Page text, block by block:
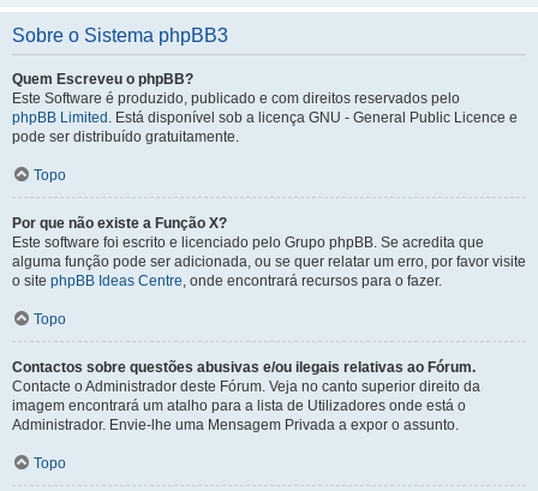
Sobre o Sistema phpBB3
Quem Escreveu o phpBB?
Este Software é produzido, publicado e com direitos reservados pelo
phpBB Limited . Está disponível sob a licença GNU - General Public Licence e
pode ser distribuído gratuitamente.
Topo
Por que não existe a Função X?
Este software foi escrito e licenciado pelo Grupo phpBB. Se acredita que
alguma função pode ser adicionada, ou se quer relatar um erro, por favor visite
o site phpBB Ideas Centre, onde encontrará recursos para o fazer.
Topo
Contactos sobre questões abusivas e/ou ilegais relativas ao Fórum.
Contacte o Administrador deste Fórum. Veja no canto superior direito da
imagem encontrará um atalho para a lista de Utilizadores onde está o
Administrador. Envie-lhe uma Mensagem Privada a expor o assunto.
Topo